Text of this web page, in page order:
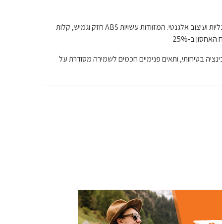
בחירה המושלמת לכל חופשה – משלב איכות, פונקציונליות ועיצוב אלגנטי. המזוודות עשויות ABS חזק וגמיש, קלות
ב-25%
לסיבוב חלק 360°, מנעול קומבינציה בטיחותי, ותאים פנימיים חכמים לשמירה מסודרת על